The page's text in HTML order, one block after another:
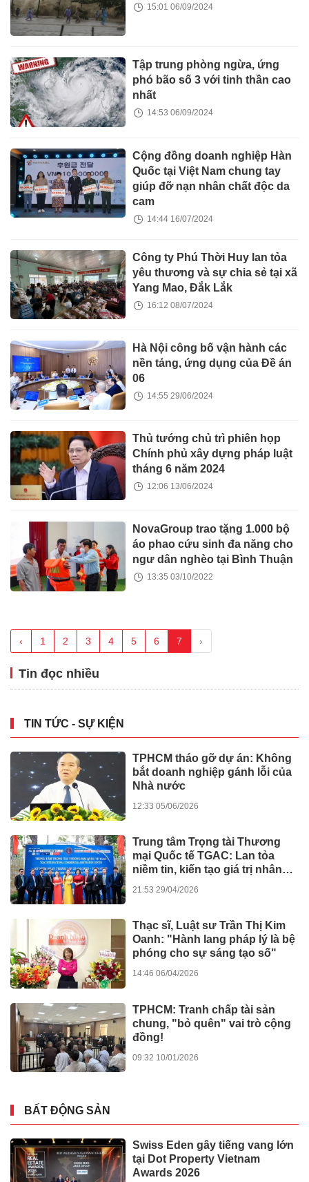
15:01 06/09/2024
Tập trung phòng ngừa, ứng
phó bão số 3 với tinh thần cao
nhất
14:53 06/09/2024
Cộng đồng doanh nghiệp Hàn
Quốc tại Việt Nam chung tay
giúp đỡ nạn nhân chất độc da
cam
14:44 16/07/2024
Công ty Phú Thời Huy lan tỏa
yêu thương và sự chia sẻ tại xã
Yang Mao, Đắk Lắk
16:12 08/07/2024
Hà Nội công bố vận hành các
nền tảng, ứng dụng của Đề án
06
14:55 29/06/2024
Thủ tướng chủ trì phiên họp
Chính phủ xây dựng pháp luật
tháng 6 năm 2024
12:06 13/06/2024
NovaGroup trao tặng 1.000 bộ
áo phao cứu sinh đa năng cho
ngư dân nghèo tại Bình Thuận
13:35 03/10/2022
‹ 1 2 3 4 5 6 7 ›
Tin đọc nhiều
TIN TỨC - SỰ KIỆN
TPHCM tháo gỡ dự án: Không
bắt doanh nghiệp gánh lỗi của
Nhà nước
12:33 05/06/2026
Trung tâm Trọng tài Thương
mại Quốc tế TGAC: Lan tỏa
niềm tin, kiến tạo giá trị nhân
21:53 29/04/2026
Thạc sĩ, Luật sư Trần Thị Kim
Oanh: "Hành lang pháp lý là bệ
phóng cho sự sáng tạo số"
14:46 06/04/2026
TPHCM: Tranh chấp tài sản
chung, "bỏ quên" vai trò cộng
đồng!
09:32 10/01/2026
BẤT ĐỘNG SẢN
Swiss Eden gây tiếng vang lớn
tại Dot Property Vietnam
Awards 2026